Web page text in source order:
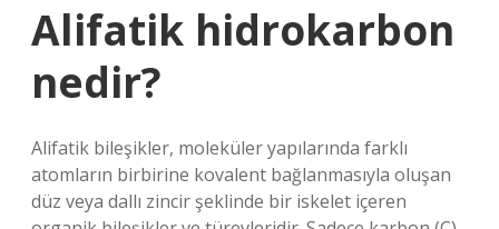
Alifatik hidrokarbon
nedir?
Alifatik bileşikler, moleküler yapılarında farklı
atomların birbirine kovalent bağlanmasıyla oluşan
düz veya dallı zincir şeklinde bir iskelet içeren